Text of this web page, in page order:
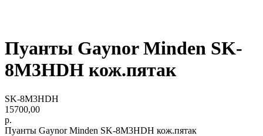
Пуанты Gaynor Minden SK-
8M3HDH кож.пятак
SK-8M3HDH
15700,00
р.
Пуанты Gaynor Minden SK-8M3HDH кож.пятак